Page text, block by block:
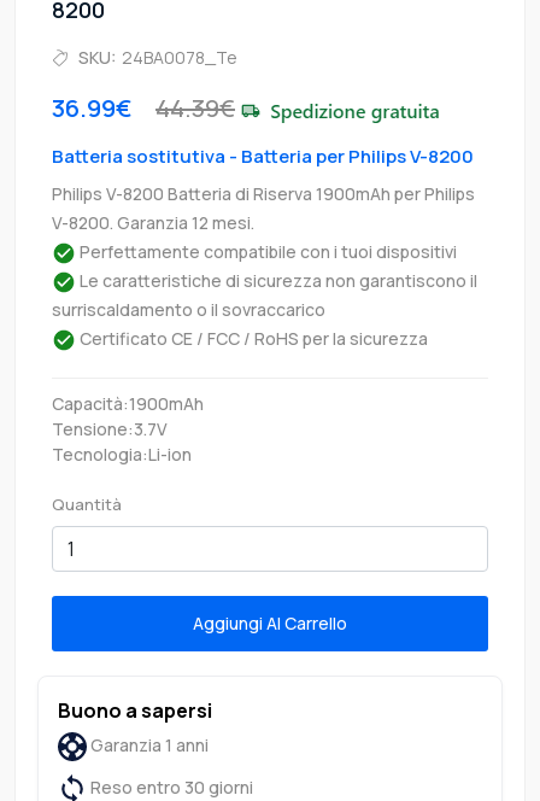
8200
SKU: 24BA0078_Te
36.99€ 44.39€
Batteria sostitutiva - Batteria per Philips V-8200
Philips V-8200 Batteria di Riserva 1900mAh per Philips
V-8200. Garanzia 12 mesi.
Perfettamente compatibile con i tuoi dispositivi
Le caratteristiche di sicurezza non garantiscono il
surriscaldamento o il sovraccarico
Certificato CE / FCC / RoHS per la sicurezza
Capacità:1900mAh
Tensione:3.7V
Tecnologia:Li-ion
Quantità
Aggiungi Al Carrello
Buono a sapersi
Garanzia 1 anni
Reso entro 30 giorni